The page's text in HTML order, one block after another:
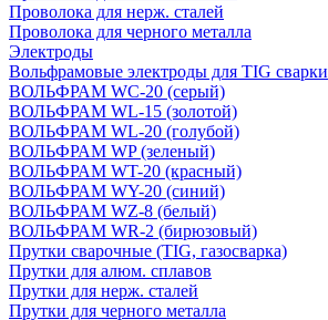
Проволока для нерж. сталей
Проволока для черного металла
Электроды
Вольфрамовые электроды для TIG сварки
ВОЛЬФРАМ WC-20 (серый)
ВОЛЬФРАМ WL-15 (золотой)
ВОЛЬФРАМ WL-20 (голубой)
ВОЛЬФРАМ WP (зеленый)
ВОЛЬФРАМ WT-20 (красный)
ВОЛЬФРАМ WY-20 (синий)
ВОЛЬФРАМ WZ-8 (белый)
ВОЛЬФРАМ WR-2 (бирюзовый)
Прутки сварочные (TIG, газосварка)
Прутки для алюм. сплавов
Прутки для нерж. сталей
Прутки для черного металла